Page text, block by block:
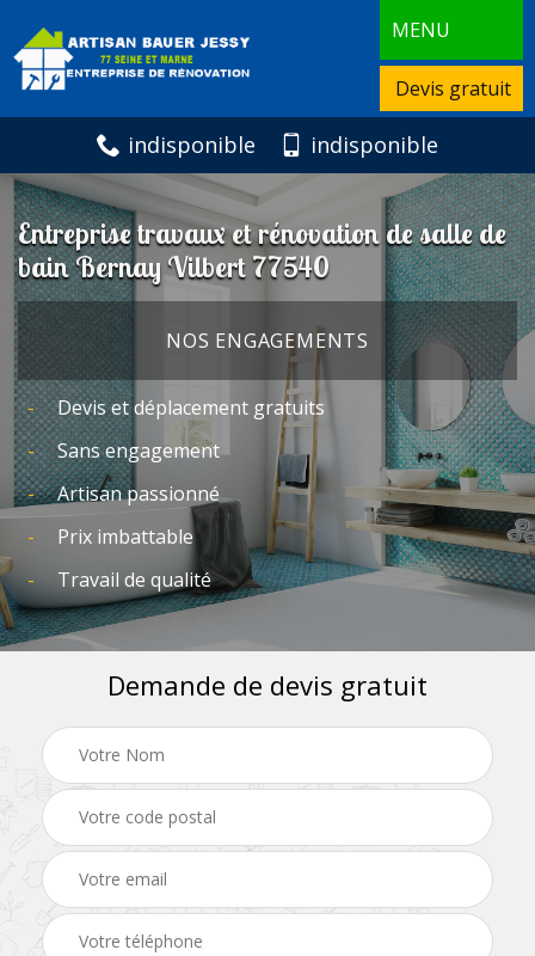
MENU
Devis gratuit
indisponible indisponible
Entreprise travaux et rénovation de salle de
bain Bernay Vilbert 77540
NOS ENGAGEMENTS
Devis et déplacement gratuits
Sans engagement
Artisan passionné
Prix imbattable
Travail de qualité
Demande de devis gratuit